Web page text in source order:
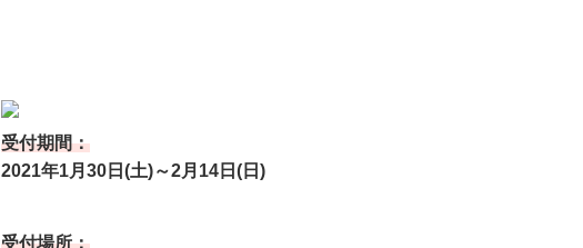
受付期間：
2021年1月30日(土)～2月14日(日)
受付場所：